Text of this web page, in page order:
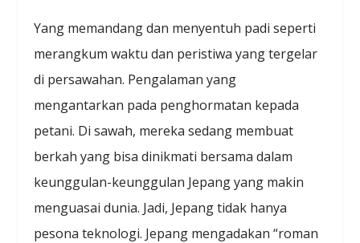
Yang memandang dan menyentuh padi seperti
merangkum waktu dan peristiwa yang tergelar
di persawahan. Pengalaman yang
mengantarkan pada penghormatan kepada
petani. Di sawah, mereka sedang membuat
berkah yang bisa dinikmati bersama dalam
keunggulan-keunggulan Jepang yang makin
menguasai dunia. Jadi, Jepang tidak hanya
pesona teknologi. Jepang mengadakan “roman